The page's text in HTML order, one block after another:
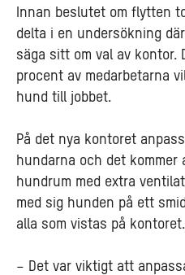
Innan beslutet om flytten
delta i en undersökning
säga sitt om val av kontor.
procent av medarbetarna
hund till jobbet.
På det nya kontoret
hundarna och det
hundrum med extra
med sig hunden på ett
alla som vistas på kontoret.
– Det var viktigt att